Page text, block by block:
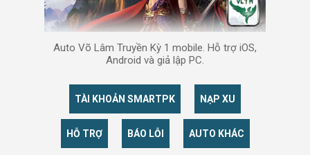
Auto Võ Lâm Truyền Kỳ 1 mobile. Hỗ trợ iOS,
Android và giả lập PC.
TÀI KHOẢN SMARTPK NẠP XU
HỖ TRỢ BÁO LỖI AUTO KHÁC